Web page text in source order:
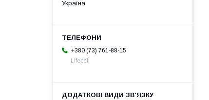
Україна
+380 (73) 761-88-15
Lifecell